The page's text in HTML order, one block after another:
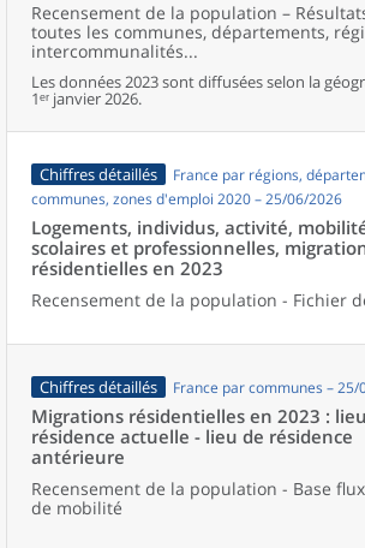
Recensement de la population –
toutes les communes, départements,
intercommunalités...
Les données 2023 sont diffusées selon la
1ᵉʳ janvier 2026.
Chiffres détaillés
France par régions,
communes, zones d'emploi 2020 – 25/06/2026
Logements, individus, activité,
scolaires et professionnelles,
résidentielles en 2023
Recensement de la population - Fichier
Chiffres détaillés France par communes – 25/
Migrations résidentielles en 2023 :
résidence actuelle - lieu de résidence
antérieure
Recensement de la population - Base flux
de mobilité